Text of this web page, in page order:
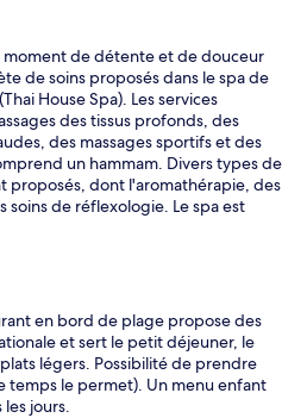
moment de détente et de douceur
de soins proposés dans le spa de
House Spa). Les services
des tissus profonds, des
des massages sportifs et des
un hammam. Divers types de
proposés, dont l'aromathérapie, des
soins de réflexologie. Le spa est
en bord de plage propose des
et sert le petit déjeuner, le
légers. Possibilité de prendre
temps le permet). Un menu enfant
jours.